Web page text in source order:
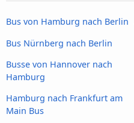
Bus von Hamburg nach Berlin
Bus Nürnberg nach Berlin
Busse von Hannover nach
Hamburg
Hamburg nach Frankfurt am
Main Bus